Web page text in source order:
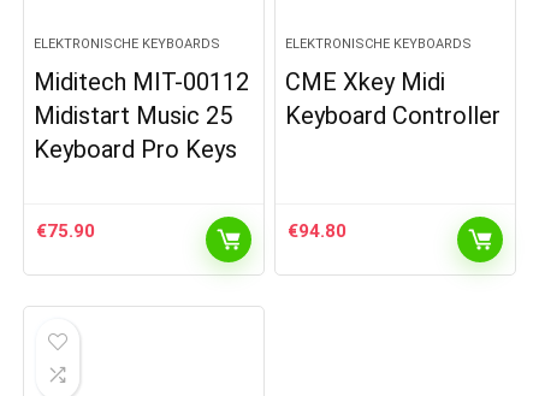
ELEKTRONISCHE KEYBOARDS
Miditech MIT-00112
Midistart Music 25
Keyboard Pro Keys
€75.90
ELEKTRONISCHE KEYBOARDS
CME Xkey Midi
Keyboard Controller
€94.80